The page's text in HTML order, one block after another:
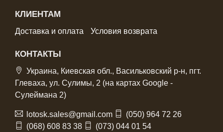
КЛИЕНТАМ
Доставка и оплата Условия возврата
КОНТАКТЫ
Украина, Киевская обл., Васильковский р-н, пгт.
Глеваха, ул. Сулимы, 2 (на картах Google -
Сулеймана 2)
lotosk.sales@gmail.com
(050) 964 72 26
(068) 608 83 38
(073) 044 01 54